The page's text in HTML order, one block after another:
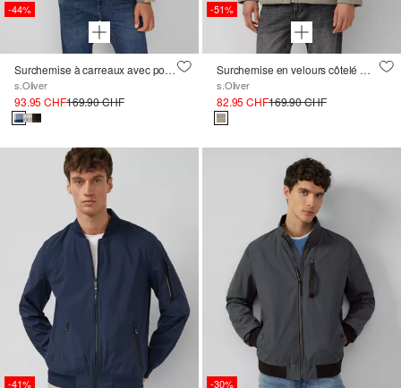
-44%
Surchemise à carreaux avec poches latérales fendues
s.Oliver
93.95 CHF169.90 CHF
-51%
Surchemise en velours côtelé matelassé avec poches plaquées
s.Oliver
82.95 CHF169.90 CHF
-41% -30%